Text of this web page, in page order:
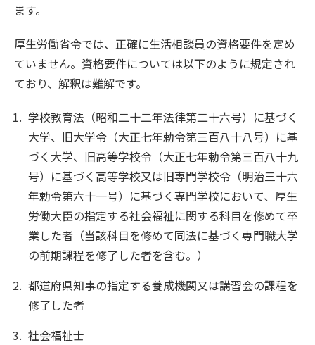
ます。
厚生労働省令では、正確に生活相談員の資格要件を定め
ていません。資格要件については以下のように規定され
ており、解釈は難解です。
学校教育法（昭和二十二年法律第二十六号）に基づく
大学、旧大学令（大正七年勅令第三百八十八号）に基
づく大学、旧高等学校令（大正七年勅令第三百八十九
号）に基づく高等学校又は旧専門学校令（明治三十六
年勅令第六十一号）に基づく専門学校において、厚生
労働大臣の指定する社会福祉に関する科目を修めて卒
業した者（当該科目を修めて同法に基づく専門職大学
の前期課程を修了した者を含む。）
都道府県知事の指定する養成機関又は講習会の課程を
修了した者
社会福祉士